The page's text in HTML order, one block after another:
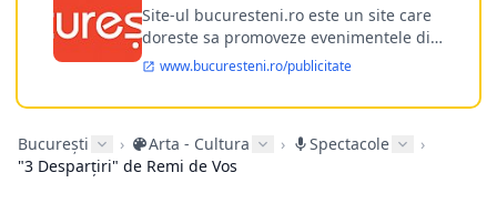
publicitate online
Site-ul bucuresteni.ro este un site care
doreste sa promoveze evenimentele din
Bucuresti si nu numai, sa puna la
dispozitia utilizatorului cea mai
performanta harta electronica a
ofere posibilitatea firmel...
www.bucuresteni.ro/publicitate
București › Arta - Cultura › Spectacole
›
"3 Desparţiri" de Remi de Vos